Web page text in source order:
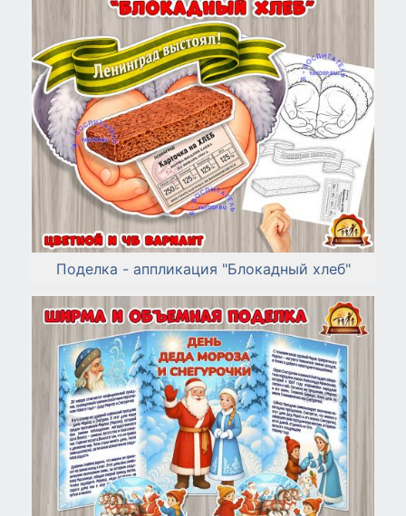
Поделка - аппликация "Блокадный хлеб"